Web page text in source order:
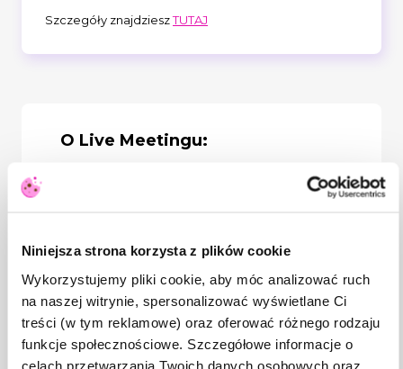
Niniejsza strona korzysta z plików cookie
Wykorzystujemy pliki cookie, aby móc analizować ruch
na naszej witrynie, spersonalizować wyświetlane Ci
treści (w tym reklamowe) oraz oferować różnego rodzaju
funkcje społecznościowe. Szczegółowe informacje o
celach przetwarzania Twoich danych osobowych oraz
Szczegóły znajdzieszTUTAJ
O Live Meetingu:
realnym narzędziem rozwoju, a nie tylko
motywujące i efektywne zarówno dla
sprawdzone metody prowadzenia tego
typu konwersacji, które wspierają osiąganie
celów oraz budowanie zaangażowania w
zespole. Nauczysz się, w jaki sposób
udzielać konstruktywnego feedbacku i